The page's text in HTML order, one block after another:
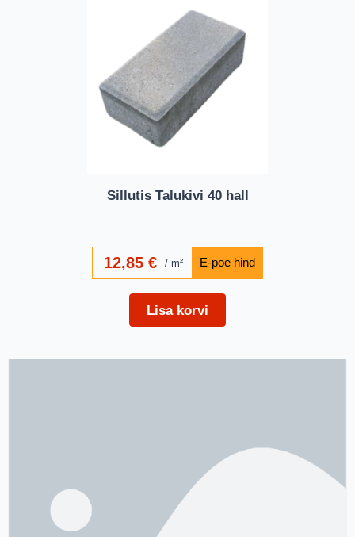
Sillutis Talukivi 40 hall
12,85 € m²
Lisa korvi